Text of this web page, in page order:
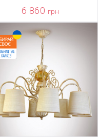
6 860 грн